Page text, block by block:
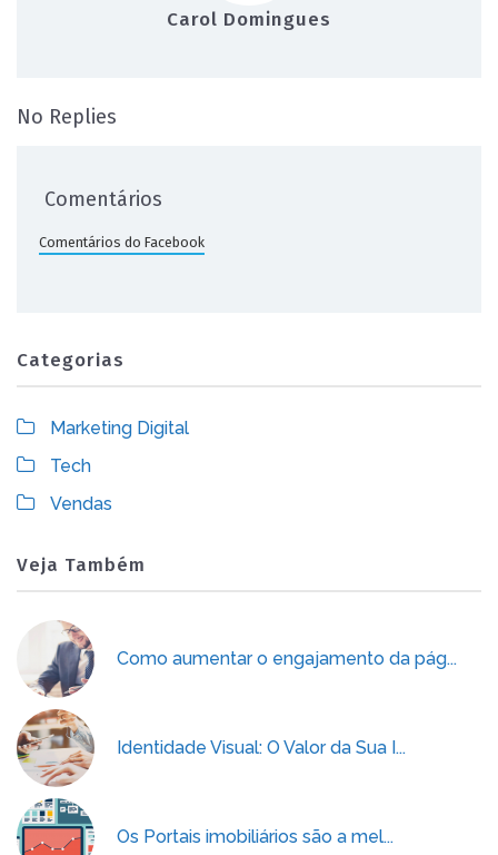
Carol Domingues
No Replies
Comentários
Comentários do Facebook
Categorias
Marketing Digital
Tech
Vendas
Veja Também
Como aumentar o engajamento da pág...
Identidade Visual: O Valor da Sua I...
Os Portais imobiliários são a mel...